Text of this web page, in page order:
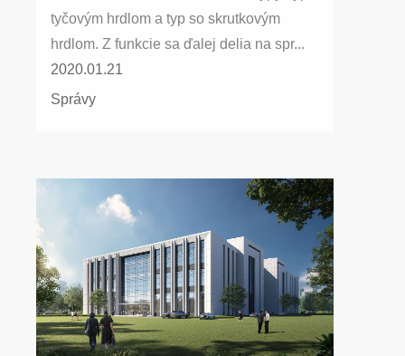
tyčovým hrdlom a typ so skrutkovým
hrdlom. Z funkcie sa ďalej delia na spr...
2020.01.21
Správy